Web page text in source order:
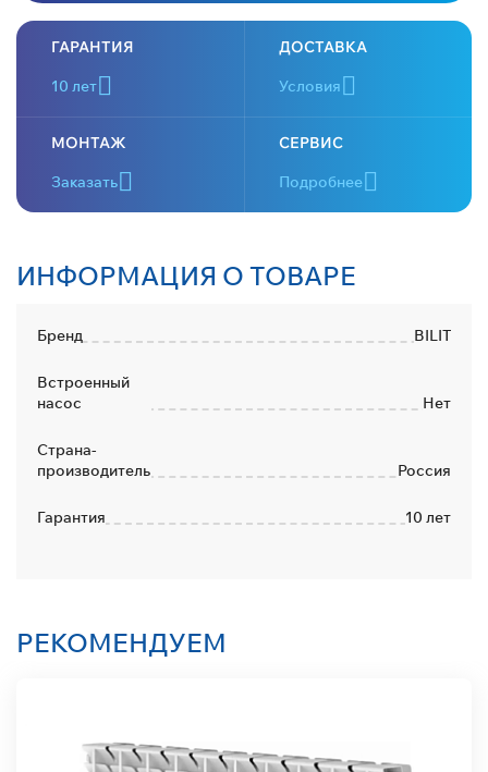
ГАРАНТИЯ
10 лет
ДОСТАВКА
Условия
МОНТАЖ
Заказать
СЕРВИС
Подробнее
ИНФОРМАЦИЯ О ТОВАРЕ
Бренд BILIT
Встроенный
насос
Нет
Страна-
производитель
Россия
Гарантия 10 лет
РЕКОМЕНДУЕМ